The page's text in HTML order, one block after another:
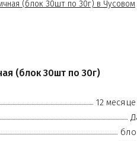
(блок 30шт по 30г)
12